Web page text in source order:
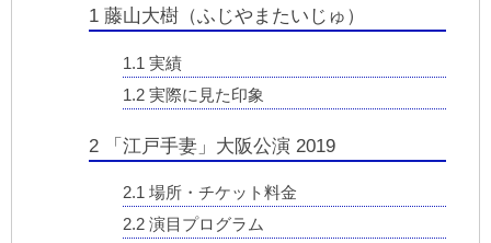
1 藤山大樹（ふじやまたいじゅ）
1.1 実績
1.2実際に見た印象
2 「江戸手妻」大阪公演 2019
2.1 場所・チケット料金
2.2演目プログラム